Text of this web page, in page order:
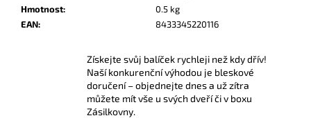
Hmotnost:
0.5 kg
EAN: 8433345220116
Získejte svůj balíček rychleji než kdy dřív!
Naší konkurenční výhodou je bleskové
doručení – objednejte dnes a už zítra
můžete mít vše u svých dveří či v boxu
Zásilkovny.
AMYL